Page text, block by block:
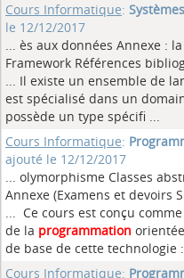
Cours Informatique:
le 12/12/2017
... ès aux données Annexe :
Framework Références
... Il existe un ensemble de
est spécialisé dans un
possède un type spécifi ...
Cours Informatique:
ajouté le 12/12/2017
... olymorphisme Classes
Annexe (Examens et devoirs
... Ce cours est conçu
de la programmation
de base de cette technologie
Cours Informatique: